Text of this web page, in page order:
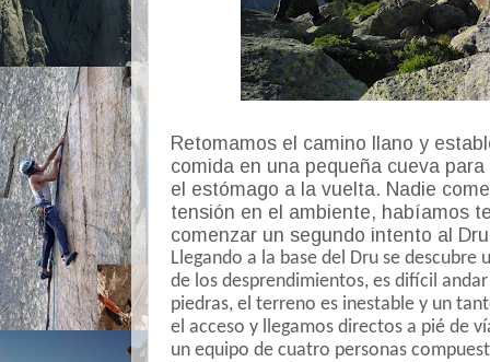
Retomamos el camino llano y
comida en una pequeña cueva
el estómago a la vuelta. Nadie
tensión en el ambiente, habíamos
comenzar un segundo intento al
Llegando a la base del Dru se
de los desprendimientos, es difícil
piedras, el terreno es inestable y un
el acceso y llegamos directos a pié de
un equipo de cuatro personas